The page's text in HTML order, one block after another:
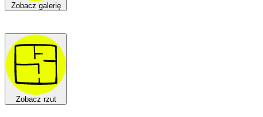
Zobacz galerię
Zobacz rzut